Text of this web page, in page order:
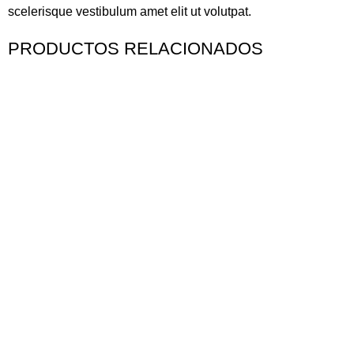
scelerisque vestibulum amet elit ut volutpat.
PRODUCTOS RELACIONADOS